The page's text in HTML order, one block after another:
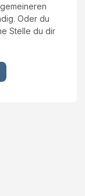
Oder du
Stelle du dir